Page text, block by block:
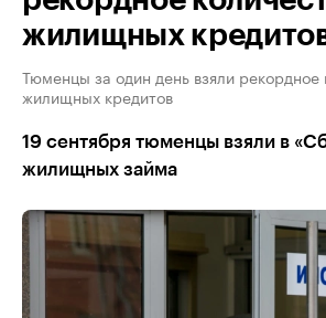
жилищных
Тюменцы за один день взяли рекордное
жилищных кредитов
19 сентября тюменцы взяли в
жилищных займа